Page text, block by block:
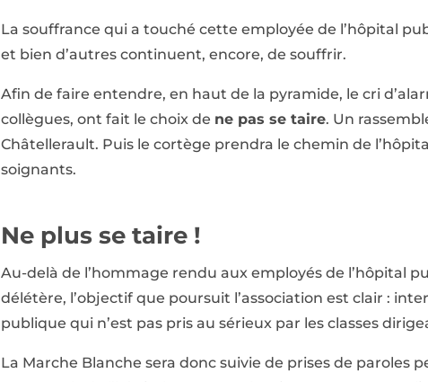
La souffrance qui a touché cette employée de l’hôpital
et bien d’autres continuent, encore, de souffrir.
Afin de faire entendre, en haut de la pyramide, le cri
collègues, ont fait le choix de ne pas se taire. Un
Châtellerault. Puis le cortège prendra le chemin de
soignants.
Ne plus se taire !
Au-delà de l’hommage rendu aux employés de l’hôpital
délétère, l’objectif que poursuit l’association est clair :
publique qui n’est pas pris au sérieux par les classes
La Marche Blanche sera donc suivie de prises de paroles